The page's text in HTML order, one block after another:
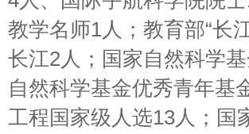
教学名师1人；教育部“长
长江2人；国家自然科学
自然科学基金优秀青年基
工程国家级人选13人；国